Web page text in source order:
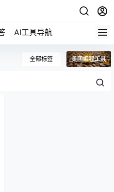
AI工具导航
全部标签 美团编程工具